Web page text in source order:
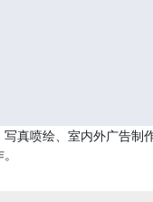
真喷绘、室内外广告制